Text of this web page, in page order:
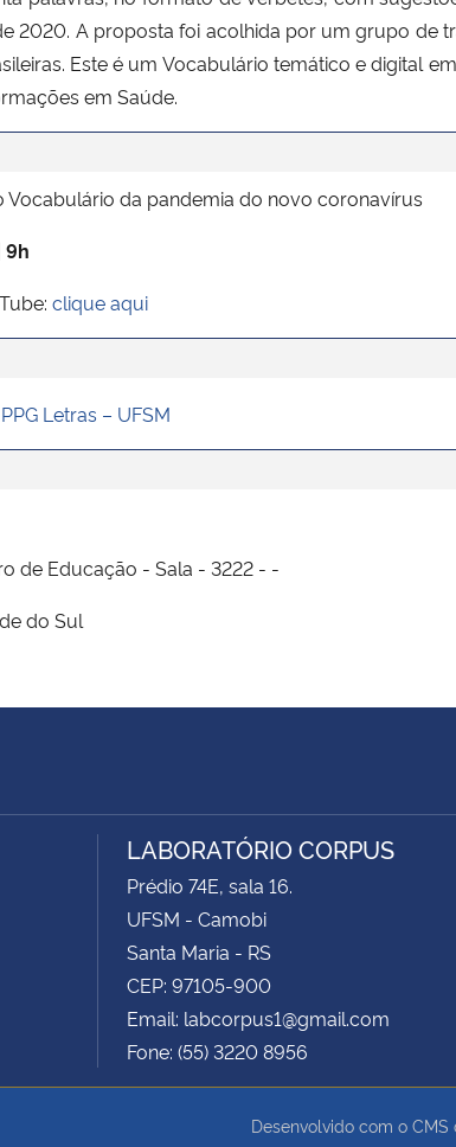
2020. A proposta foi acolhida por um grupo de
Este é um Vocabulário temático e digital
em Saúde.
Vocabulário da pandemia do novo coronavírus
9h
clique aqui
PPG Letras – UFSM
de Educação - Sala - 3222 - -
do Sul
LABORATÓRIO CORPUS
Prédio 74E, sala 16.
UFSM - Camobi
Santa Maria - RS
CEP: 97105-900
Email: labcorpus1@gmail.com
Fone: (55) 3220 8956
Desenvolvido com o